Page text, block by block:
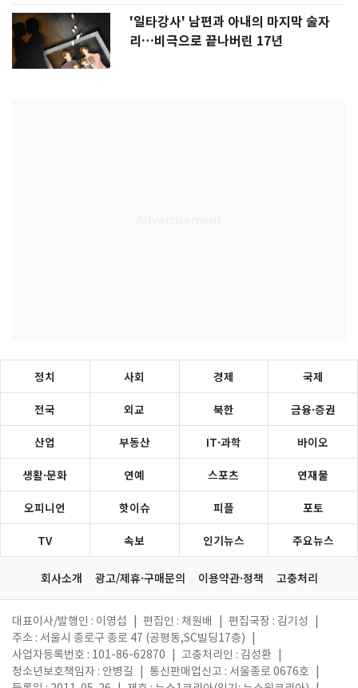
'일타강사' 남편과 아내의 마지막 술자
리…비극으로 끝나버린 17년
정치 사회 경제 국제
전국 외교 북한 금융·증권
산업 부동산 IT·과학 바이오
생활·문화 연예 스포츠 연재물
오피니언 핫이슈 피플 포토
TV 속보 인기뉴스 주요뉴스
회사소개 광고/제휴·구매문의 이용약관·정책 고충처리
대표이사/발행인 : 이영섭 편집인 : 채원배 편집국장 : 김기성
주소 : 서울시 종로구 종로 47 (공평동,SC빌딩17층)
사업자등록번호 : 101-86-62870
고충처리인 : 김성환
청소년보호책임자 : 안병길
통신판매업신고 : 서울종로 0676호